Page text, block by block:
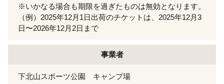
※いかなる場合も期限を過ぎたものは無効となります。
（例）2025年12月1日出荷のチケットは、2025年12月3
日〜2026年12月2日まで
事業者
下北山スポーツ公園 キャンプ場